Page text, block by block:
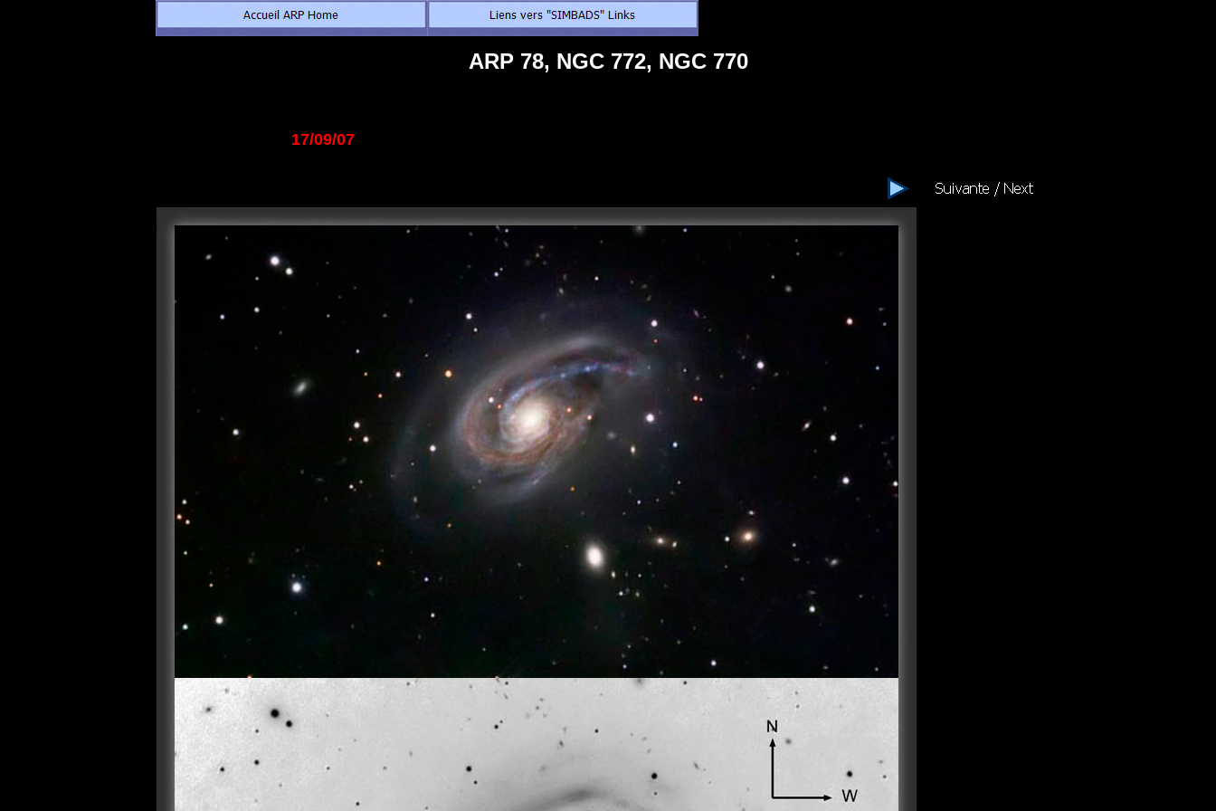
ARP 78, NGC 772, NGC 770
17/09/07